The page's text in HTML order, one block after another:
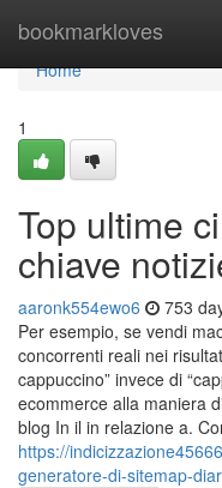
bookmarkloves
Home
Home
1
Top ultime
chiave
aaronk554ewo6 753
Per esempio, se vendi
concorrenti reali nei
cappuccino” invece di
ecommerce alla maniera
blog In il in relazione a.
https://
generatore-di-sitemap-